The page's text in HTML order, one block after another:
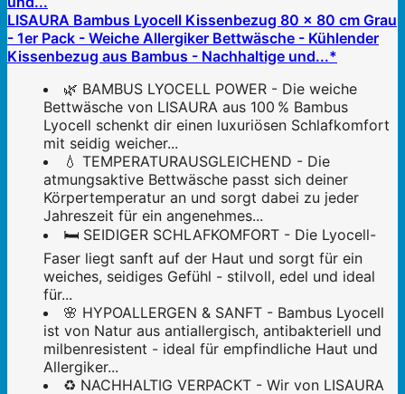
LISAURA Bambus Lyocell Kissenbezug 80 x 80 cm Grau
- 1er Pack - Weiche Allergiker Bettwäsche - Kühlender
Kissenbezug aus Bambus - Nachhaltige und...*
🌿 BAMBUS LYOCELL POWER - Die weiche
Bettwäsche von LISAURA aus 100 % Bambus
Lyocell schenkt dir einen luxuriösen Schlafkomfort
mit seidig weicher...
💧 TEMPERATURAUSGLEICHEND - Die
atmungsaktive Bettwäsche passt sich deiner
Körpertemperatur an und sorgt dabei zu jeder
Jahreszeit für ein angenehmes...
🛏️ SEIDIGER SCHLAFKOMFORT - Die Lyocell-
Faser liegt sanft auf der Haut und sorgt für ein
weiches, seidiges Gefühl - stilvoll, edel und ideal
für...
🌸 HYPOALLERGEN & SANFT - Bambus Lyocell
ist von Natur aus antiallergisch, antibakteriell und
milbenresistent - ideal für empfindliche Haut und
Allergiker...
♻️ NACHHALTIG VERPACKT - Wir von LISAURA